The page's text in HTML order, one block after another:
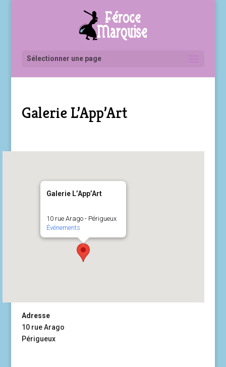
Sélectionner une page
Galerie L’App’Art
Galerie L’App’Art
10 rue Arago - Périgueux
Événements
Adresse
10 rue Arago
Périgueux